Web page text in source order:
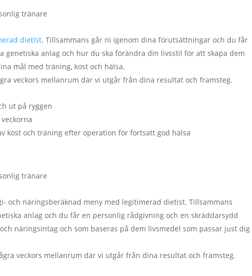
tränare
dietist. Tillsammans går ni igenom dina förutsättningar och du får
genetiska anlag och hur du ska förändra din livsstil för att skapa dem
mål med träning, kost och hälsa.
veckors mellanrum där vi utgår från dina resultat och framsteg.
ut på ryggen
kost och träning efter operation för fortsatt god hälsa
tränare
och näringsberäknad meny med legitimerad dietist. Tillsammans
anlag och du får en personlig rådgivning och en skräddarsydd
näringsintag och som baseras på dem livsmedel som passar just dig
veckors mellanrum där vi utgår från dina resultat och framsteg.